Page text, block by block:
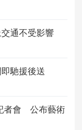
通不受影響
馳援後送
者會 公布藝術